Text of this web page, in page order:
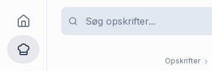
Goma
Opskrifter
Opskrifter